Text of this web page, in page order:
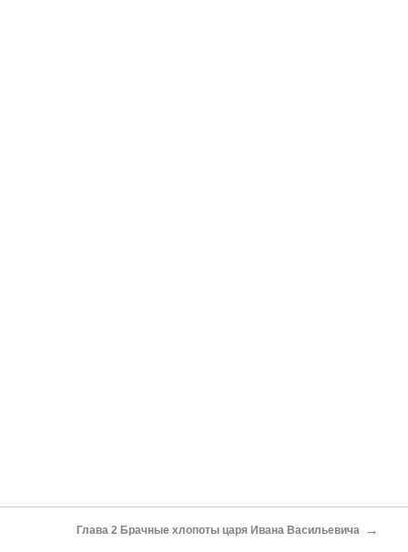
Глава 2 Брачные хлопоты царя Ивана Васильевича →